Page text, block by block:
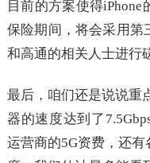
目前的方案使得
保险期间，将会采用第
和高通的相关人士进行
最后，咱们还是说说重
器的速度达到了
运营商的5G资费，还